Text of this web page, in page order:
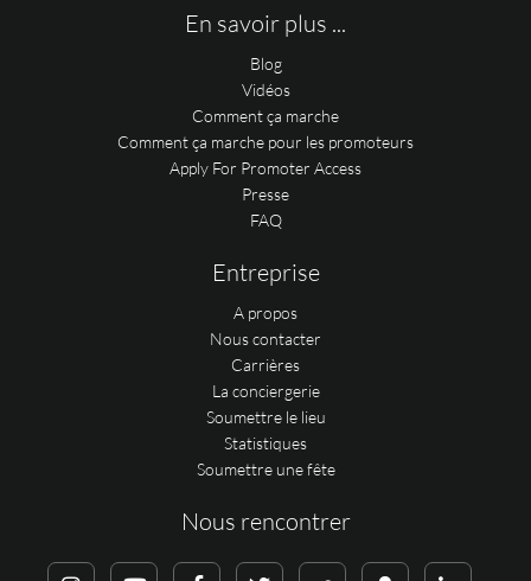
En savoir plus ...
Blog
Vidéos
Comment ça marche
Comment ça marche pour les promoteurs
Apply For Promoter Access
Presse
FAQ
Entreprise
A propos
Nous contacter
Carrières
La conciergerie
Soumettre le lieu
Statistiques
Soumettre une fête
Nous rencontrer